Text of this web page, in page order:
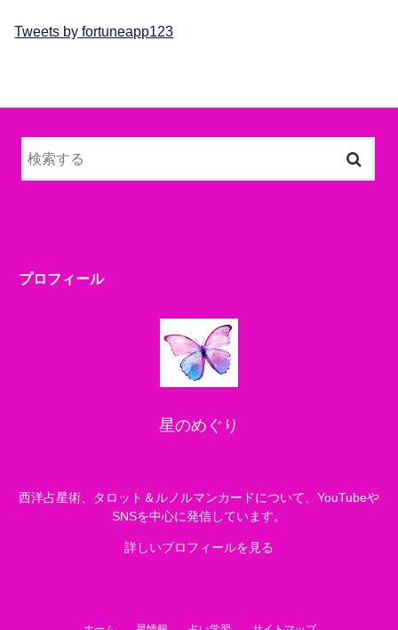
Tweets by fortuneapp123
プロフィール
星のめぐり
西洋占星術、タロット＆ルノルマンカードについて、YouTubeや
SNSを中心に発信しています。
詳しいプロフィールを見る